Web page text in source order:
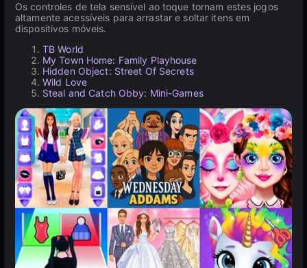
Os controles de tela sensível ao toque tornam estes jogos
altamente acessíveis para arrastar e soltar itens em
dispositivos móveis.
TB World
My Town Home: Family Playhouse
Hidden Object: Street Of Secrets
Wild Love
Steal and Catch Obby: Mini-Games